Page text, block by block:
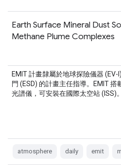
Earth Surface Mineral Dust
Methane Plume Complexes
EMIT 計畫隸屬於地球探險儀器
門 (ESD) 的計畫主任指導。EMIT 搭
光譜儀，可安裝在國際太空站 (ISS)
atmosphere daily emit